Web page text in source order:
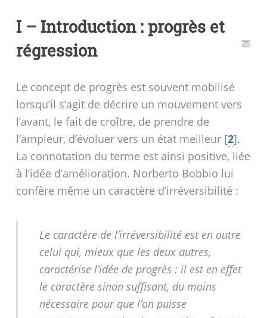
I – Introduction : progrès et
régression
Le concept de progrès est souvent mobilisé
lorsqu’il s’agit de décrire un mouvement vers
l’avant, le fait de croître, de prendre de
l’ampleur, d’évoluer vers un état meilleur[2].
La connotation du terme est ainsi positive, liée
à l’idée d’amélioration. Norberto Bobbio lui
confère même un caractère d’irréversibilité :
Le caractère de l’irréversibilité est en outre
celui qui, mieux que les deux autres,
caractérise l’idée de progrès : il est en effet
le caractère sinon suffisant, du moins
nécessaire pour que l’on puisse